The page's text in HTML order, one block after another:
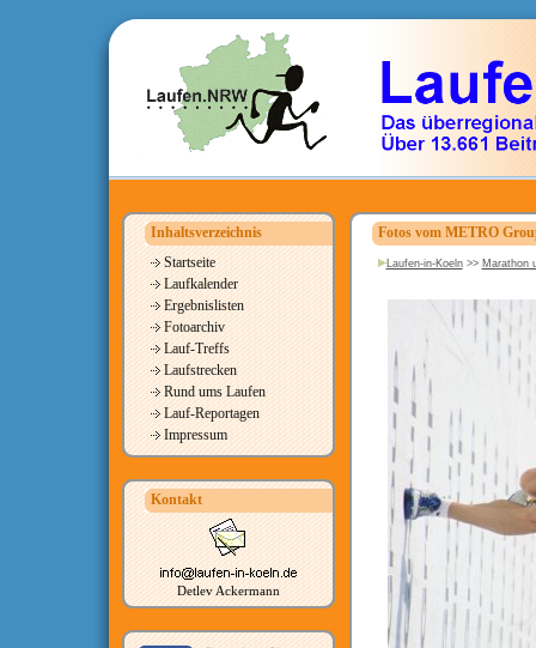
Inhaltsverzeichnis
Startseite
Laufkalender
Ergebnislisten
Fotoarchiv
Lauf-Treffs
Laufstrecken
Rund ums Laufen
Lauf-Reportagen
Impressum
Kontakt
Detlev Ackermann
Fotos vom METRO
Laufen-in-Koeln>> Marathon